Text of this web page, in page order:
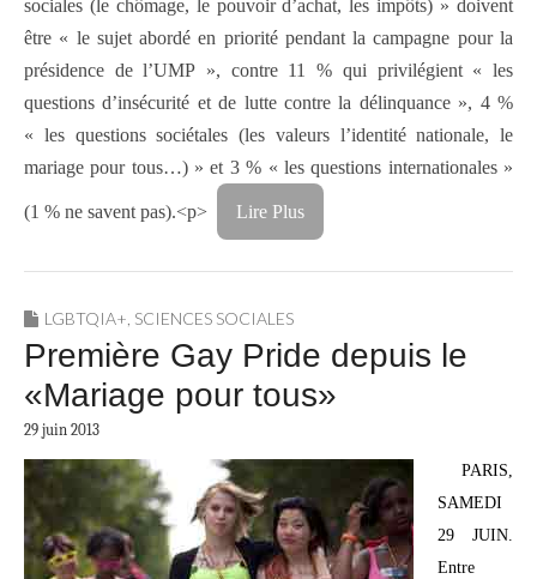
sociales (le chômage, le pouvoir d’achat, les impôts) » doivent
être « le sujet abordé en priorité pendant la campagne pour la
présidence de l’UMP », contre 11 % qui privilégient « les
questions d’insécurité et de lutte contre la délinquance », 4 %
« les questions sociétales (les valeurs l’identité nationale, le
mariage pour tous…) » et 3 % « les questions internationales »
(1 % ne savent pas).<p> Lire Plus
LGBTQIA+ SCIENCES SOCIALES
Première Gay Pride depuis le
«Mariage pour tous»
29 juin 2013
PARIS,
SAMEDI
29 JUIN.
Entre